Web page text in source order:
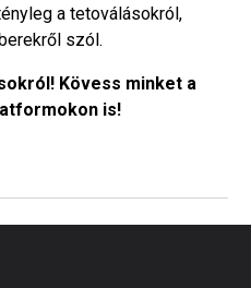
a tetoválásokról,
szól.
Kövess minket a
is!